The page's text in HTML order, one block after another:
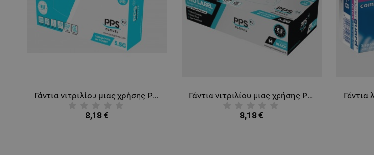
Γάντια νιτριλίου μιας χρήσης PPS NITRILE BLUE PF 5.5G
8,18 €
Γάντια νιτριλίου μιας χρήσης PPS NITRILE BLACK PF 5.5G
8,18 €